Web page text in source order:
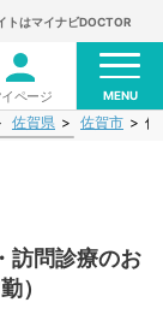
トはマイナビDOCTOR
イページ MENU
佐賀県 佐賀市 佐
訪問診療のお
）